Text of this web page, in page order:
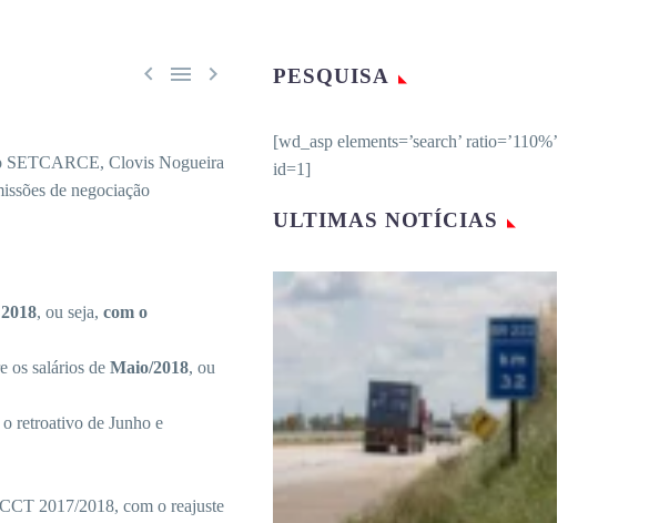
  
SETCARCE, Clovis Nogueira
de negociação
, ou seja, com o
os salários de Maio/2018, ou
o retroativo de Junho e
2017/2018, com o reajuste
PESQUISA
[wd_asp elements=’search’ ratio=’110%’
id=1]
ULTIMAS NOTÍCIAS